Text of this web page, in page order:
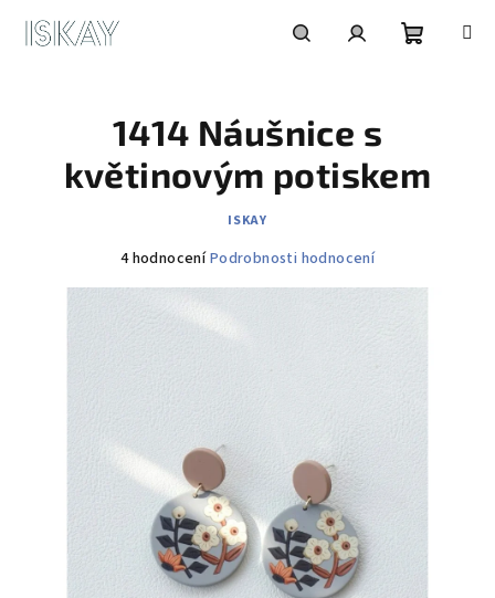
1414 Náušnice s
květinovým potiskem
ISKAY
Průměrné
4 hodnoceníPodrobnosti hodnocení